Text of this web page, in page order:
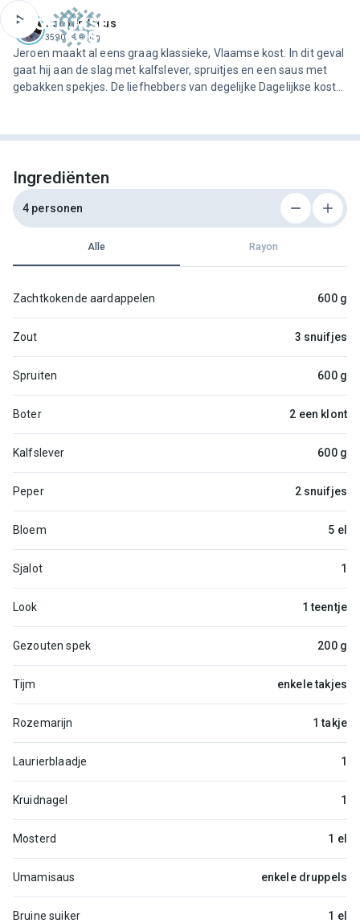
Jeroen Meus
3590 recepten
Jeroen maakt al eens graag klassieke, Vlaamse kost. In dit geval
gaat hij aan de slag met kalfslever, spruitjes en een saus met
gebakken spekjes. De liefhebbers van degelijke Dagelijkse kost
Ingrediënten
4 personen
Alle Rayon
Zachtkokende aardappelen 600 g
Zout 3 snuifjes
Spruiten 600 g
Boter 2 een klont
Kalfslever 600 g
Peper 2 snuifjes
Bloem 5 el
Sjalot 1
Look 1 teentje
Gezouten spek 200 g
Tijm enkele takjes
Rozemarijn 1 takje
Laurierblaadje 1
Kruidnagel 1
Mosterd 1 el
Umamisaus enkele druppels
Bruine suiker 1 el